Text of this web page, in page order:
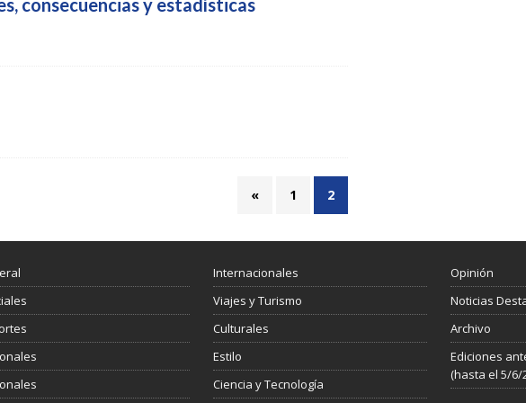
consecuencias y estadísticas
« 1 2
Internacionales
Viajes y Turismo
Culturales
Estilo
Ciencia y Tecnología
Opinión
Noticias
Archivo
Ediciones
(hasta el 5/6/